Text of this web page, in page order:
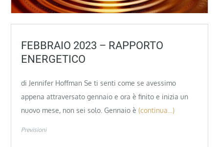
FEBBRAIO 2023 – RAPPORTO
ENERGETICO
di Jennifer Hoffman Se ti senti come se avessimo
appena attraversato gennaio e ora è finito e inizia un
nuovo mese, non sei solo. Gennaio è (continua…)
Previsioni